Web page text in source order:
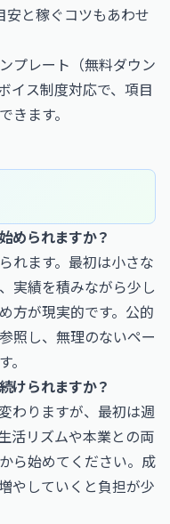
安と稼ぐコツもあわせ
プレート（無料ダウン
イス制度対応で、項目
きます。
められますか？
れます。最初は小さな
実績を積みながら少し
方が現実的です。公的
照し、無理のないペー
けられますか？
わりますが、最初は週
活リズムや本業との両
ら始めてください。成
やしていくと負担が少